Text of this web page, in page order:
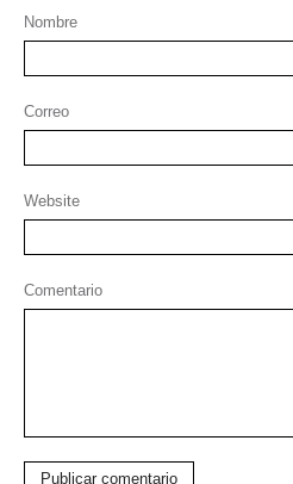
Nombre
Correo
Website
Comentario
Publicar comentario